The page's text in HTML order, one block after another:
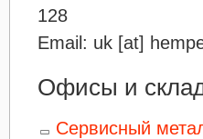
128
Email: uk [at]
Офисы и
Сервисный